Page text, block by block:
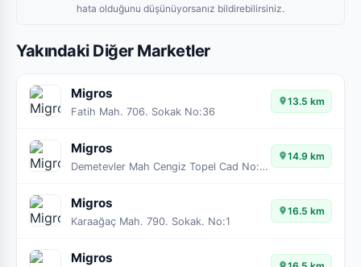
hata olduğunu düşünüyorsanız bildirebilirsiniz.
Yakındaki Diğer Marketler
Migros
Fatih Mah. 706. Sokak No:36
13.5 km
Migros
Demetevler Mah Cengiz Topel Cad No:37/A
14.9 km
Migros
Karaağaç Mah. 790. Sokak. No:1
16.5 km
Migros